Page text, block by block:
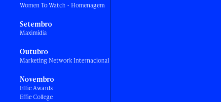
Women To Watch - Homenagem
Setembro
Maximídia
Outubro
Marketing Network Internacional
Novembro
Effie Awards
Effie College